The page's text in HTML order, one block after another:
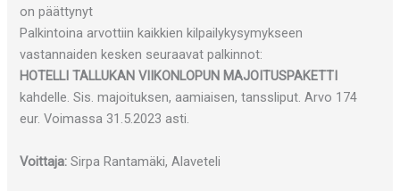
on päättynyt
Palkintoina arvottiin kaikkien kilpailykysymykseen
vastannaiden kesken seuraavat palkinnot:
HOTELLI TALLUKAN VIIKONLOPUN MAJOITUSPAKETTI
kahdelle. Sis. majoituksen, aamiaisen, tanssliput. Arvo 174
eur. Voimassa 31.5.2023 asti.
Voittaja: Sirpa Rantamäki, Alaveteli